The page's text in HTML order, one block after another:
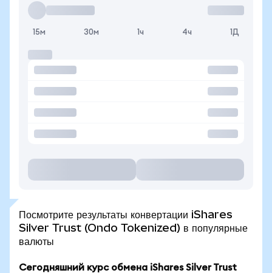
15м 30м 1ч 4ч 1Д
Посмотрите результаты конвертации iShares
Silver Trust (Ondo Tokenized) в популярные
валюты
Сегодняшний курс обмена iShares Silver Trust